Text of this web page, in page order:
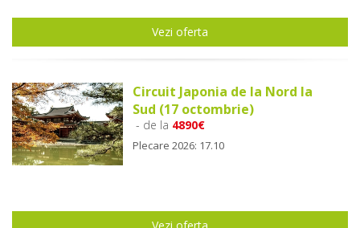
Vezi oferta
Circuit Japonia de la Nord la
Sud (17 octombrie)
- de la 4890€
Plecare 2026: 17.10